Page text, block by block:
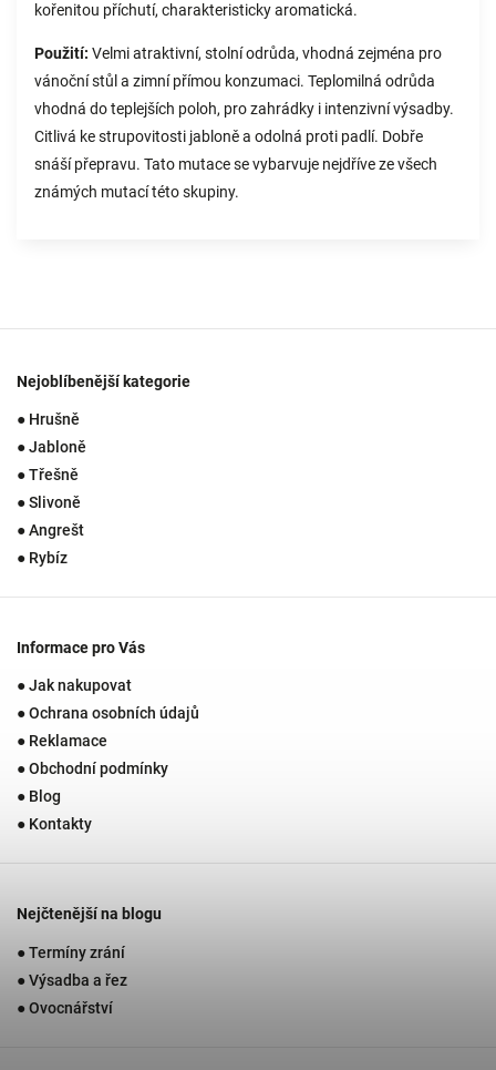
kořenitou příchutí, charakteristicky aromatická.
Použití: Velmi atraktivní, stolní odrůda, vhodná zejména pro
vánoční stůl a zimní přímou konzumaci. Teplomilná odrůda
vhodná do teplejších poloh, pro zahrádky i intenzivní výsadby.
Citlivá ke strupovitosti jabloně a odolná proti padlí. Dobře
snáší přepravu. Tato mutace se vybarvuje nejdříve ze všech
známých mutací této skupiny.
Nejoblíbenější kategorie
● Hrušně
● Jabloně
● Třešně
● Slivoně
● Angrešt
● Rybíz
Informace pro Vás
● Jak nakupovat
● Ochrana osobních údajů
● Reklamace
● Obchodní podmínky
● Blog
● Kontakty
Nejčtenější na blogu
● Termíny zrání
● Výsadba a řez
● Ovocnářství